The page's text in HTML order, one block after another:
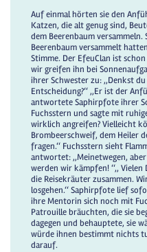
Auf einmal hörten sie den
Katzen, die alt genug sind,
dem Beerenbaum
Beerenbaum versammelt
Stimme. Der EfeuClan ist
wir greifen ihn bei
ihrer Schwester zu: ,,Denkst
Entscheidung?‘‘ ,,Er ist der
antwortete Saphirpfote ihrer
Fuchsstern und sagte mit
wirklich angreifen? Vielleicht
Brombeerschweif, dem Heiler
fragen.‘‘ Fuchsstern sieht
antwortet: ,,Meinetwegen,
werden wir kämpfen! ‘‘,,
die Reisekräuter zusammen.
losgehen.‘‘ Saphirpfote lief
ihre Mentorin sich noch mit
Patrouille bräuchten, die sie
dagegen und behauptete, sie
würde ihnen bestimmt nichts
darauf.